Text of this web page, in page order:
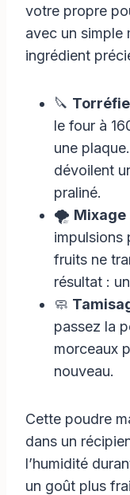
votre propre
avec un simple
ingrédient
🔪
le four à
une
dévoilent
praliné.
🌪️ Mixage
impulsions
fruits ne
résultat :
🧼
passez la
morceaux
nouveau.
Cette poudre
dans un
l’humidité
un goût plus